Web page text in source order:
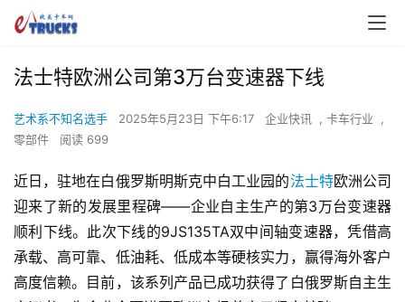
法士特欧洲公司第3万台变速器下线
艺术系不知名选手 2025年5月23日 下午6:17 企业快讯 , 卡车行业
,
零部件
阅读 699
近日，驻地在白俄罗斯明斯克中白工业园的法士特欧洲公司
迎来了新的发展里程碑——企业自主生产的第3万台变速器
顺利下线。此次下线的9JS135TA双中间轴变速器，凭借高
承载、高可靠、低油耗、低成本等硬核实力，赢得海外客户
高度信赖。目前，该系列产品已成功获得了白俄罗斯自主生